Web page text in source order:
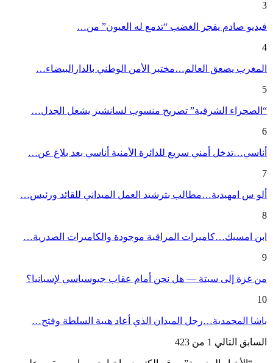
3
فيديو صادم يفجر الغضب “تدمع له العيون” من…
4
المغرب يصعق العالم…مختبر الأمن الوطني بالدارالبيضاء…
5
“الصحراء الشرقية” تصريح منسوب لسانشيز يشعل الجدل…
6
أناسي…تدخل أمني سريع للدائرة الأمنية أناسي بعد بلاغ عن…
7
ألو س امهيدية…مطالب بترشيد العمل الميداني للقائد ورئيس…
8
ابن امسيك…كاميرات المراقبة موجودة والكاميرات الصدرية…
9
من غزة إلى سبتة — هل نحن أمام عقاب جيوسياسي لإسبانيا؟
10
باشا المحمدية…رجل الميدان الذي أعاد هيبة السلطة وفتح…
السابق التالي 1 من 423